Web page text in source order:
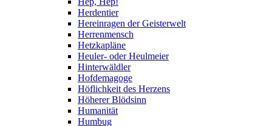
Herdentier
Hereinragen der Geisterwelt
Herrenmensch
Hetzkapläne
Heuler- oder Heulmeier
Hinterwäldler
Hofdemagoge
Höflichkeit des Herzens
Höherer Blödsinn
Humanität
Humbug